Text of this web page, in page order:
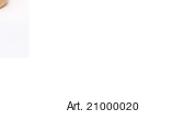
Art. 21000020